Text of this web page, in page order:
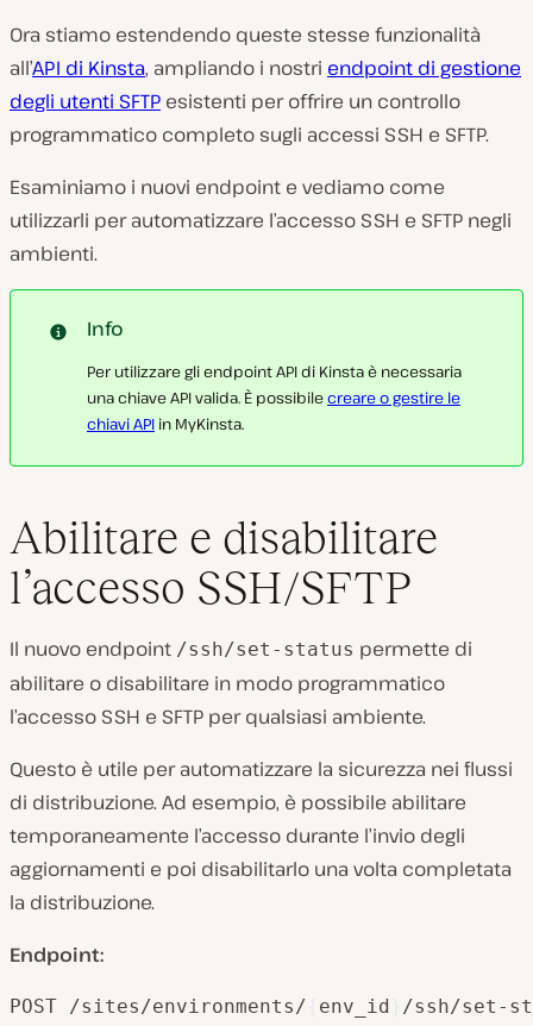
Ora stiamo estendendo queste stesse funzionalità
all’API di Kinsta, ampliando i nostri endpoint di gestione
degli utenti SFTP esistenti per offrire un controllo
programmatico completo sugli accessi SSH e SFTP.
Esaminiamo i nuovi endpoint e vediamo come
utilizzarli per automatizzare l’accesso SSH e SFTP negli
ambienti.
Info
Per utilizzare gli endpoint API di Kinsta è necessaria
una chiave API valida. È possibilecreare o gestire le
chiavi API in MyKinsta.
Abilitare e disabilitare
l’accesso SSH/SFTP
Il nuovo endpoint /ssh/set-status permette di
abilitare o disabilitare in modo programmatico
l’accesso SSH e SFTP per qualsiasi ambiente.
Questo è utile per automatizzare la sicurezza nei flussi
di distribuzione. Ad esempio, è possibile abilitare
temporaneamente l’accesso durante l’invio degli
aggiornamenti e poi disabilitarlo una volta completata
la distribuzione.
Endpoint:
POST /sites/environments/ env_id /ssh/set-